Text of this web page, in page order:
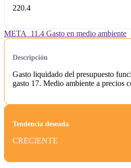
220.4
META_11.4 Gasto en medio ambiente
Descripción
Gasto liquidado del presupuesto
gasto 17. Medio ambiente a precios
Tendencia deseada
CRECIENTE